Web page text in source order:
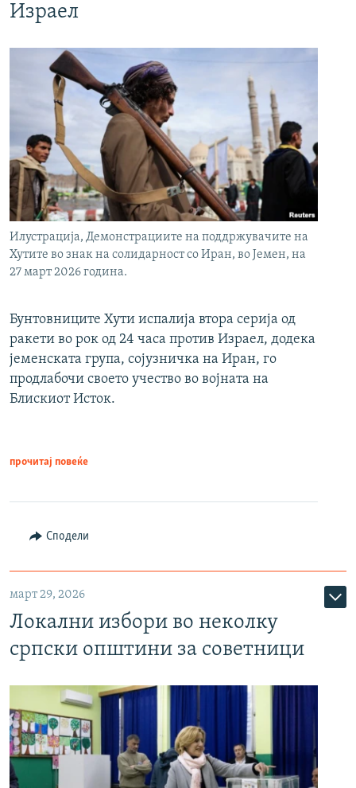
Израел
Илустрација, Демонстрациите на поддржувачите на
Хутите во знак на солидарност со Иран, во Јемен, на
27 март 2026 година.
Бунтовниците Хути испалија втора серија од
ракети во рок од 24 часа против Израел, додека
јеменската група, сојузничка на Иран, го
продлабочи своето учество во војната на
Блискиот Исток.
прочитај повеќе
Сподели
март 29, 2026
Локални избори во неколку
српски општини за советници